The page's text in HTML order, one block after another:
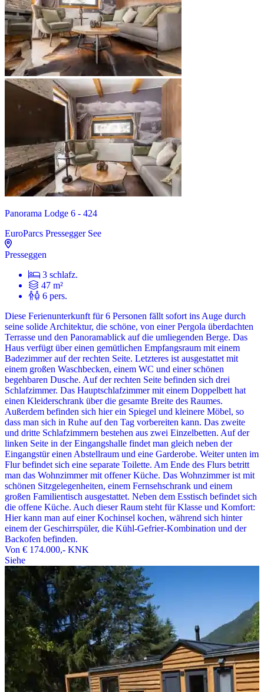
Panorama Lodge 6 - 424
EuroParcs Pressegger See
Presseggen
3 schlafz.
47 m²
6 pers.
Diese Ferienunterkunft für 6 Personen fällt sofort ins Auge durch
seine solide Architektur, die schöne, von einer Pergola überdachten
Terrasse und den Panoramablick auf die umliegenden Berge. Das
Haus verfügt über einen gemütlichen Empfangsraum mit einem
Badezimmer auf der rechten Seite. Letzteres ist ausgestattet mit
einem großen Waschbecken, einem WC und einer schönen
begehbaren Dusche. Auf der rechten Seite befinden sich drei
Schlafzimmer. Das Hauptschlafzimmer mit einem Doppelbett hat
einen Kleiderschrank über die gesamte Breite des Raumes.
Außerdem befinden sich hier ein Spiegel und kleinere Möbel, so
dass man sich in Ruhe auf den Tag vorbereiten kann. Das zweite
und dritte Schlafzimmern bestehen aus zwei Einzelbetten. Auf der
linken Seite in der Eingangshalle findet man gleich neben der
Eingangstür einen Abstellraum und eine Garderobe. Weiter unten im
Flur befindet sich eine separate Toilette. Am Ende des Flurs betritt
man das Wohnzimmer mit offener Küche. Das Wohnzimmer ist mit
schönen Sitzgelegenheiten, einem Fernsehschrank und einem
großen Familientisch ausgestattet. Neben dem Esstisch befindet sich
die offene Küche. Auch dieser Raum steht für Klasse und Komfort:
Hier kann man auf einer Kochinsel kochen, während sich hinter
einem der Geschirrspüler, die Kühl-Gefrier-Kombination und der
Backofen befinden.
Von € 174.000,- KNK
Siehe